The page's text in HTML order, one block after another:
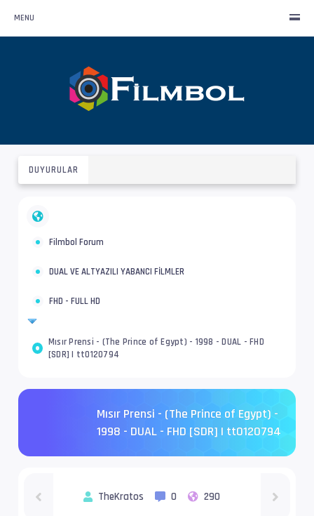
MENU
DUYURULAR
Filmbol Forum
DUAL VE ALTYAZILI YABANCI FİLMLER
FHD - FULL HD
Mısır Prensi - (The Prince of Egypt) - 1998 - DUAL - FHD
[SDR] | tt0120794
Mısır Prensi - (The Prince of Egypt) -
1998 - DUAL - FHD [SDR] | tt0120794
TheKratos 0 290